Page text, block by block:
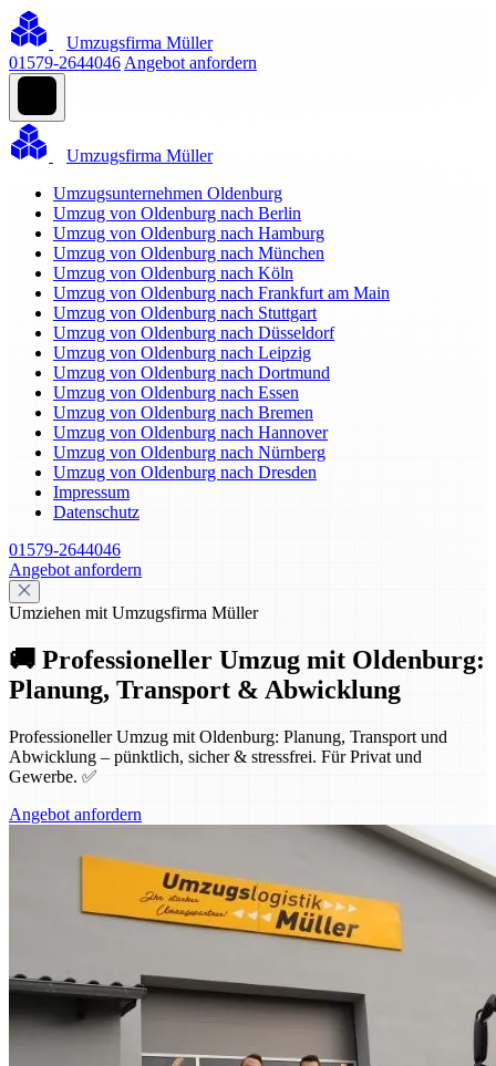
Umzugsfirma Müller
01579-2644046 Angebot anfordern
Umzugsfirma Müller
Umzugsunternehmen Oldenburg
Umzug von Oldenburg nach Berlin
Umzug von Oldenburg nach Hamburg
Umzug von Oldenburg nach München
Umzug von Oldenburg nach Köln
Umzug von Oldenburg nach Frankfurt am Main
Umzug von Oldenburg nach Stuttgart
Umzug von Oldenburg nach Düsseldorf
Umzug von Oldenburg nach Leipzig
Umzug von Oldenburg nach Dortmund
Umzug von Oldenburg nach Essen
Umzug von Oldenburg nach Bremen
Umzug von Oldenburg nach Hannover
Umzug von Oldenburg nach Nürnberg
Umzug von Oldenburg nach Dresden
Impressum
Datenschutz
01579-2644046
Angebot anfordern
Umziehen mit Umzugsfirma Müller
🚚 Professioneller Umzug mit Oldenburg:
Planung, Transport & Abwicklung
Professioneller Umzug mit Oldenburg: Planung, Transport und
Abwicklung – pünktlich, sicher & stressfrei. Für Privat und
Gewerbe. ✅
Angebot anfordern